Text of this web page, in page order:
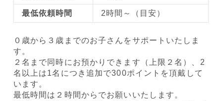
最低依頼時間 2時間～（目安）
０歳から３歳までのお子さんをサポートいたしま
す。
２名まで同時にお預かりできます（上限２名）、2
名以上は1名につき追加で300ポイントを頂戴して
います。
最低時間は２時間からでお願いいたします。